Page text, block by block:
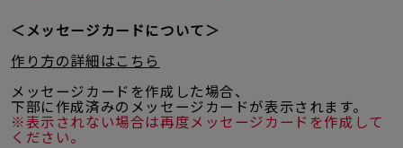
＜メッセージカードについて＞
作り方の詳細はこちら
メッセージカードを作成した場合、
下部に作成済みのメッセージカードが表示されます。
※表示されない場合は再度メッセージカードを作成して
ください。